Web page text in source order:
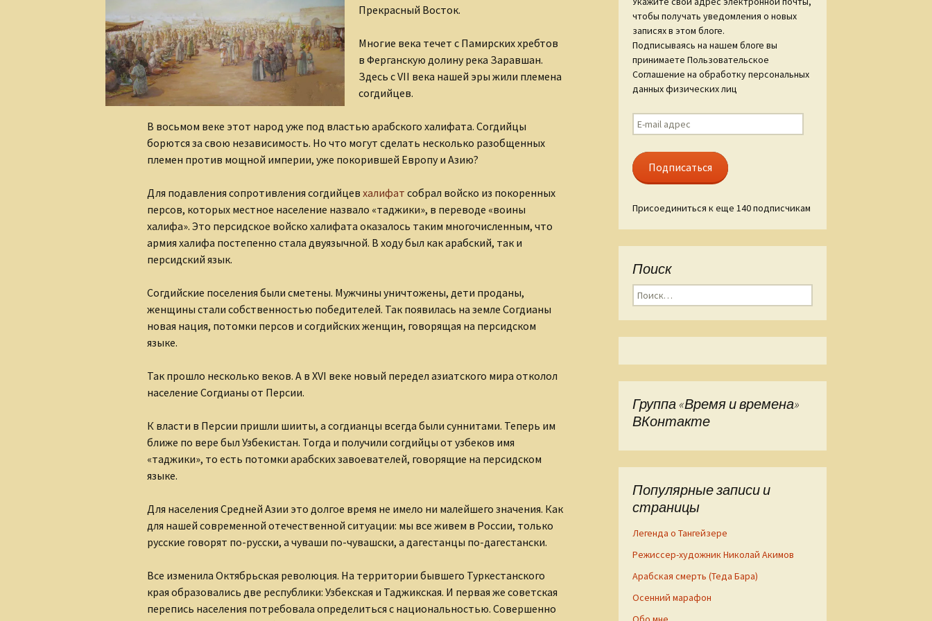
Сказки для взрослых
детей
Золотой век русской
культуры
Кино и его звезды
Мастера
изобразительного
искусства
Мир Древнего Египта
Непостижимая Индия
Окольные пути
христианства
Острова моего города
По страницам
Священного Писания
Прогулки по
Размышления о
несъедобном
По следам «Слова о
полку Игореве»
Слагаемые стиха
Прекрасный Восток.
Многие века течет с Памирских хребтов
в Ферганскую долину река Заравшан.
Здесь сVII века нашей эры жили племена
согдийцев.
В восьмом веке этот народ уже под властью арабского халифата. Согдийцы
борются за свою независимость. Но что могут сделать несколько разобщенных
племен против мощной империи, уже покорившей Европу и Азию?
Для подавления сопротивления согдийцев халифат собрал войско из покоренных
персов, которых местное население назвало «таджики», в переводе «воины
халифа». Это персидское войско халифата оказалось таким многочисленным, что
армия халифа постепенно стала двуязычной. В ходу был как арабский, так и
персидский язык.
Согдийские поселения были сметены. Мужчины уничтожены, дети проданы,
женщины стали собственностью победителей. Так появилась на земле Согдианы
новая нация, потомки персов и согдийских женщин, говорящая на персидском
языке.
Так прошло несколько веков. А в XVI веке новый передел азиатского мира отколол
население Согдианы от Персии.
К власти в Персии пришли шииты, а согдианцы всегда были суннитами. Теперь им
ближе по вере был Узбекистан. Тогда и получили согдийцы от узбеков имя
«таджики», то есть потомки арабских завоевателей, говорящие на персидском
языке.
Для населения Средней Азии это долгое время не имело ни малейшего значения. Как
для нашей современной отечественной ситуации: мы все живем в России, только
русские говорят по-русски, а чуваши по-чувашски, а дагестанцы по-дагестански.
Все изменила Октябрьская революция. На территории бывшего Туркестанского
края образовались две республики: Узбекская и Таджикская. И первая же советская
перепись населения потребовала определиться с национальностью. Совершенно
чтобы получать уведомления о новых
записях в этом блоге.
Подписываясь на нашем блоге вы
принимаете Пользовательское
Соглашение на обработку персональных
данных физических лиц
E-
mail
Подписаться
Присоединиться к еще 140 подписчикам
Поиск
Найти:
Группа «Время и времена»
ВКонтакте
Популярные записи и
страницы
Легенда о Тангейзере
Режиссер-художник Николай Акимов
Арабская смерть (Теда Бара)
Осенний марафон